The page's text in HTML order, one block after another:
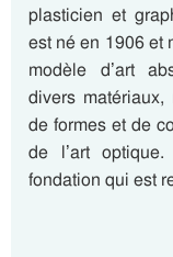
plasticien et
est né en 1906 et
modèle d’art
divers
de formes et de
de l’art
fondation qui est